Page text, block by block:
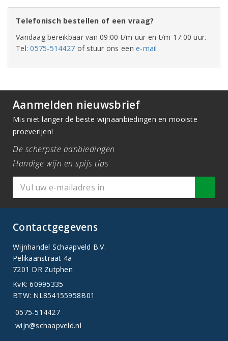
Telefonisch bestellen of een vraag?
Vandaag bereikbaar van 09:00 t/m uur en t/m 17:00 uur.
Tel:0575-514427 of stuur ons eene-mail.
Aanmelden nieuwsbrief
Mis niet langer de beste wijnaanbiedingen en mooiste
proeverijen!
De scherpste aanbiedingen
Handige wijn en spijs tips
Contactgegevens
Wijnhandel Schaapveld B.V.
Pelikaanstraat 4a
7201 DR Zutphen
KvK: 60995335
BTW: NL854155958B01
0575-514427
wijn@schaapveld.nl